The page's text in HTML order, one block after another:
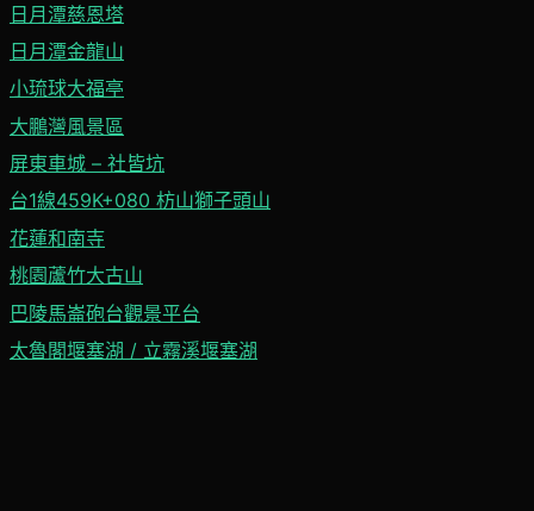
日月潭慈恩塔
日月潭金龍山
小琉球大福亭
大鵬灣風景區
屏東車城 – 社皆坑
台1線459K+080 枋山獅子頭山
花蓮和南寺
桃園蘆竹大古山
巴陵馬崙砲台觀景平台
太魯閣堰塞湖 / 立霧溪堰塞湖